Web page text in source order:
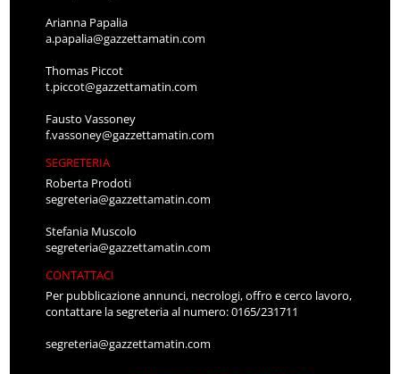
Arianna Papalia
a.papalia@gazzettamatin.com
Thomas Piccot
t.piccot@gazzettamatin.com
Fausto Vassoney
f.vassoney@gazzettamatin.com
SEGRETERIA
Roberta Prodoti
segreteria@gazzettamatin.com
Stefania Muscolo
segreteria@gazzettamatin.com
CONTATTACI
Per pubblicazione annunci, necrologi, offro e cerco lavoro,
contattare la segreteria al numero: 0165/231711
segreteria@gazzettamatin.com